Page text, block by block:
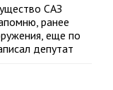
САЗ
ранее
еще по
депутат